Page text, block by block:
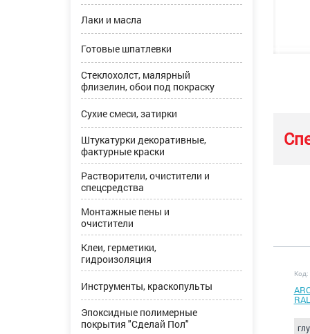
Лаки и масла
Готовые шпатлевки
Стеклохолст, малярный
флизелин, обои под покраску
Сухие смеси, затирки
Штукатурки декоративные,
фактурные краски
Растворители, очистители и
спецсредства
Монтажные пены и
очистители
Клеи, герметики,
гидроизоляция
Инструменты, краскопульты
Эпоксидные полимерные
покрытия "Сделай Пол"
Код: